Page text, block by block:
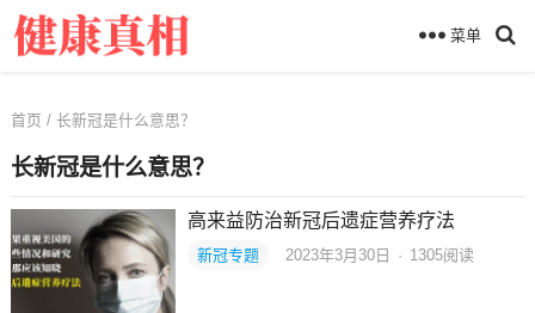
菜单
首页 / 长新冠是什么意思？
长新冠是什么意思？
高来益防治新冠后遗症营养疗法
新冠专题 2023年3月30日 · 1305阅读